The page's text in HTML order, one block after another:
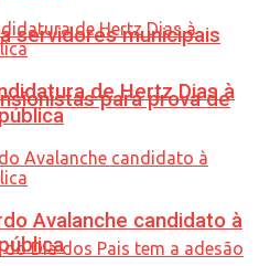
servidores municipais
para prova de
de Hertz Dias à
Avalanche candidato à